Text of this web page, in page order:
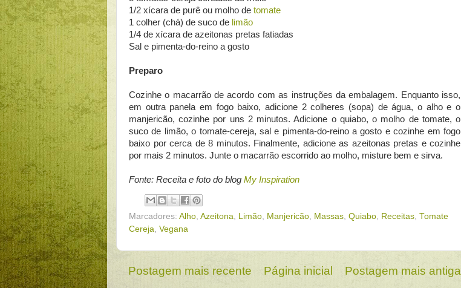
1/2 xícara de purê ou molho de tomate
1 colher (chá) de suco de limão
1/4 de xícara de azeitonas pretas fatiadas
Sal e pimenta-do-reino a gosto
Preparo
Cozinhe o macarrão de acordo com as instruções da embalagem. Enquanto isso,
em outra panela em fogo baixo, adicione 2 colheres (sopa) de água, o alho e o
manjericão, cozinhe por uns 2 minutos. Adicione o quiabo, o molho de tomate, o
suco de limão, o tomate-cereja, sal e pimenta-do-reino a gosto e cozinhe em fogo
baixo por cerca de 8 minutos. Finalmente, adicione as azeitonas pretas e cozinhe
por mais 2 minutos. Junte o macarrão escorrido ao molho, misture bem e sirva.
Fonte: Receita e foto do blog My Inspiration
Marcadores: Alho Azeitona Limão Manjericão Massas Quiabo Receitas Tomate
Cereja Vegana
Postagem mais recente Postagem mais antiga
Página inicial